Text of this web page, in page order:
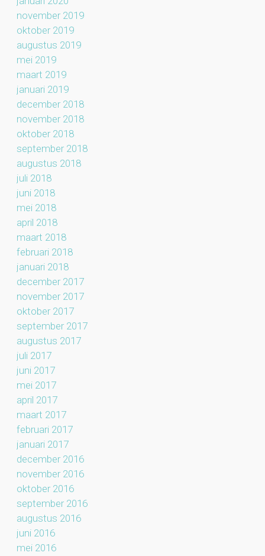
november 2019
oktober 2019
augustus 2019
mei 2019
maart 2019
januari 2019
december 2018
november 2018
oktober 2018
september 2018
augustus 2018
juli 2018
juni 2018
mei 2018
april 2018
maart 2018
februari 2018
januari 2018
december 2017
november 2017
oktober 2017
september 2017
augustus 2017
juli 2017
juni 2017
mei 2017
april 2017
maart 2017
februari 2017
januari 2017
december 2016
november 2016
oktober 2016
september 2016
augustus 2016
juni 2016
mei 2016